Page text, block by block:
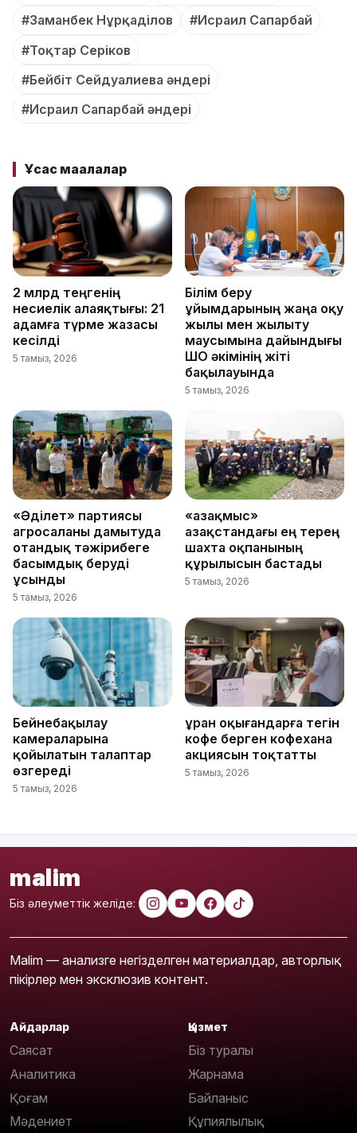
#Заманбек Нұрқаділов
#Исраил Сапарбай
#Тоқтар Серіков
#Бейбіт Сейдуалиева әндері
#Исраил Сапарбай әндері
Ұқсас мақалалар
2 млрд теңгенің
несиелік алаяқтығы: 21
адамға түрме жазасы
кесілді
5 тамыз, 2026
Білім беру
ұйымдарының жаңа оқу
жылы мен жылыту
маусымына дайындығы
ШҚО әкімінің жіті
бақылауында
5 тамыз, 2026
«Әділет» партиясы
агросаланы дамытуда
отандық тәжірибеге
басымдық беруді
ұсынды
5 тамыз, 2026
«Қазақмыс»
Қазақстандағы ең терең
шахта оқпанының
құрылысын бастады
5 тамыз, 2026
Бейнебақылау
камераларына
қойылатын талаптар
өзгереді
5 тамыз, 2026
Құран оқығандарға тегін
кофе берген кофехана
акциясын тоқтатты
5 тамыз, 2026
malim
Біз әлеуметтік желіде:
Malim — анализге негізделген материалдар, авторлық
пікірлер мен эксклюзив контент.
Айдарлар
Саясат
Аналитика
Қоғам
Мәдениет
Қызмет
Біз туралы
Жарнама
Байланыс
Құпиялылық